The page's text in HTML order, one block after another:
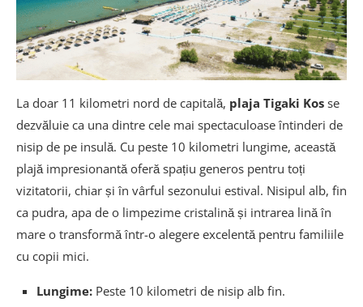
La doar 11 kilometri nord de capitală, plaja Tigaki Kos se
dezvăluie ca una dintre cele mai spectaculoase întinderi de
nisip de pe insulă. Cu peste 10 kilometri lungime, această
plajă impresionantă oferă spațiu generos pentru toți
vizitatorii, chiar și în vârful sezonului estival. Nisipul alb, fin
ca pudra, apa de o limpezime cristalină și intrarea lină în
mare o transformă într-o alegere excelentă pentru familiile
cu copii mici.
Lungime: Peste 10 kilometri de nisip alb fin.